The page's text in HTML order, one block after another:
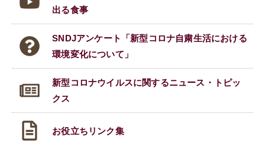
出る食事
SNDJアンケート「新型コロナ自粛生活における
環境変化について」
新型コロナウイルスに関するニュース・トピッ
クス
お役立ちリンク集